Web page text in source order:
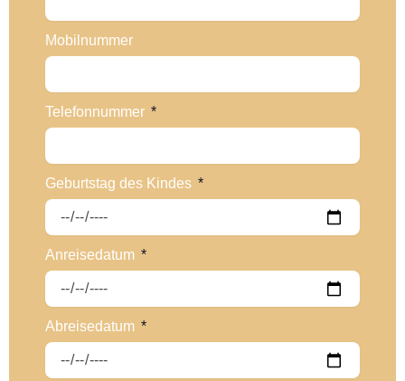
Mobilnummer
Telefonnummer
Geburtstag des Kindes
Anreisedatum
Abreisedatum